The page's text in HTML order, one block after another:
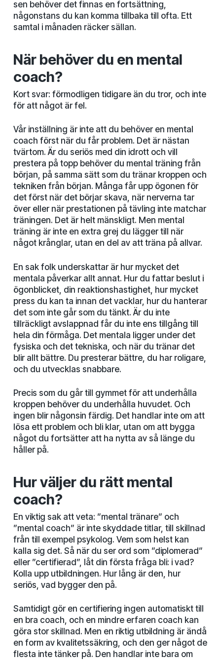
sen behöver det finnas en fortsättning,
någonstans du kan komma tillbaka till ofta. Ett
samtal i månaden räcker sällan.
När behöver du en mental
coach?
Kort svar: förmodligen tidigare än du tror, och inte
för att något är fel.
Vår inställning är inte att du behöver en mental
coach först när du får problem. Det är nästan
tvärtom. Är du seriös med din idrott och vill
prestera på topp behöver du mental träning från
början, på samma sätt som du tränar kroppen och
tekniken från början. Många får upp ögonen för
det först när det börjar skava, när nerverna tar
över eller när prestationen på tävling inte matchar
träningen. Det är helt mänskligt. Men mental
träning är inte en extra grej du lägger till när
något krånglar, utan en del av att träna på allvar.
En sak folk underskattar är hur mycket det
mentala påverkar allt annat. Hur du fattar beslut i
ögonblicket, din reaktionshastighet, hur mycket
press du kan ta innan det vacklar, hur du hanterar
det som inte går som du tänkt. Är du inte
tillräckligt avslappnad får du inte ens tillgång till
hela din förmåga. Det mentala ligger under det
fysiska och det tekniska, och när du tränar det
blir allt bättre. Du presterar bättre, du har roligare,
och du utvecklas snabbare.
Precis som du går till gymmet för att underhålla
kroppen behöver du underhålla huvudet. Och
ingen blir någonsin färdig. Det handlar inte om att
lösa ett problem och bli klar, utan om att bygga
något du fortsätter att ha nytta av så länge du
håller på.
Hur väljer du rätt mental
coach?
En viktig sak att veta: ”mental tränare” och
”mental coach” är inte skyddade titlar, till skillnad
från till exempel psykolog. Vem som helst kan
kalla sig det. Så när du ser ord som ”diplomerad”
eller ”certifierad”, låt din första fråga bli: i vad?
Kolla upp utbildningen. Hur lång är den, hur
seriös, vad bygger den på.
Samtidigt gör en certifiering ingen automatiskt till
en bra coach, och en mindre erfaren coach kan
göra stor skillnad. Men en riktig utbildning är ändå
en form av kvalitetssäkring, och den ger något de
flesta inte tänker på. Den handlar inte bara om